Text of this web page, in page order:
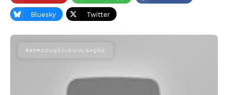
Bluesky Twitter